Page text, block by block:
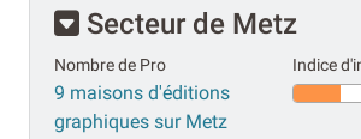
Secteur de Metz
Nombre de Pro
9 maisons d'éditions
graphiques sur Metz
Indice